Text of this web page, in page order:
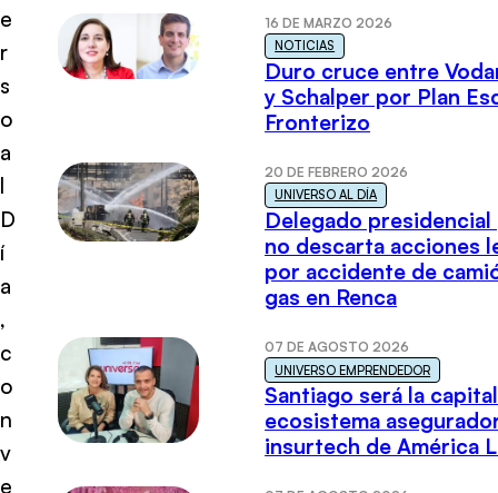
e
r
s
o
a
l
D
í
a
,
c
o
n
v
e
16 DE MARZO 2026
NOTICIAS
Duro cruce entre
y Schalper por Plan
Fronterizo
20 DE FEBRERO 2026
UNIVERSO AL DÍA
Delegado presidencial
no descarta acciones
por accidente de
gas en Renca
07 DE AGOSTO 2026
UNIVERSO EMPRENDEDOR
Santiago será la
ecosistema
insurtech de América